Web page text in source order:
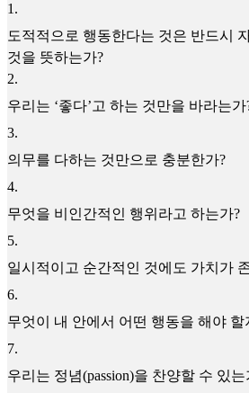
1 .
도적적으로 행동한다는 것은 반드시
것을 뜻하는가?
2.
우리는 ‘좋다’고 하는 것만을 바라는가
3.
의무를 다하는 것만으로 충분한가?
4.
무엇을 비인간적인 행위라고 하는가?
5.
일시적이고 순간적인 것에도 가치가
6.
무엇이 내 안에서 어떤 행동을 해야
7.
우리는 정념(passion)을 찬양할 수 있는